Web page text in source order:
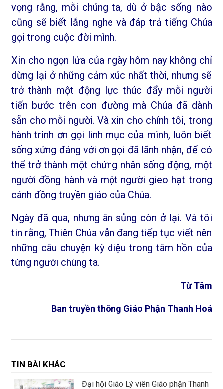
vọng rằng, mỗi chúng ta, dù ở bậc sống nào
cũng sẽ biết lắng nghe và đáp trả tiếng Chúa
gọi trong cuộc đời mình.
Xin cho ngọn lửa của ngày hôm nay không chỉ
dừng lại ở những cảm xúc nhất thời, nhưng sẽ
trở thành một động lực thúc đẩy mỗi người
tiến bước trên con đường mà Chúa đã dành
sẵn cho mỗi người. Và xin cho chính tôi, trong
hành trình ơn gọi linh mục của mình, luôn biết
sống xứng đáng với ơn gọi đã lãnh nhận, để có
thể trở thành một chứng nhân sống động, một
người đồng hành và một người gieo hạt trong
cánh đồng truyền giáo của Chúa.
Ngày đã qua, nhưng ân sủng còn ở lại. Và tôi
tin rằng, Thiên Chúa vẫn đang tiếp tục viết nên
những câu chuyện kỳ diệu trong tâm hồn của
từng người chúng ta.
Từ Tâm
Ban truyền thông Giáo Phận Thanh Hoá
TIN BÀI KHÁC
Đại hội Giáo Lý viên Giáo phận Thanh